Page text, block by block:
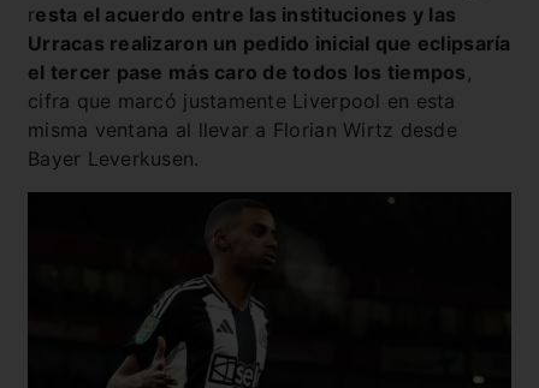
resta el acuerdo entre las instituciones y las
Urracas realizaron un pedido inicial que eclipsaría
el tercer pase más caro de todos los tiempos ,
cifra que marcó justamente Liverpool en esta
misma ventana al llevar a Florian Wirtz desde
Bayer Leverkusen.